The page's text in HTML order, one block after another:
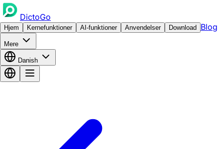
DictoGo
Hjem Kernefunktioner AI-funktioner Anvendelser Download Blog
Mere
Danish